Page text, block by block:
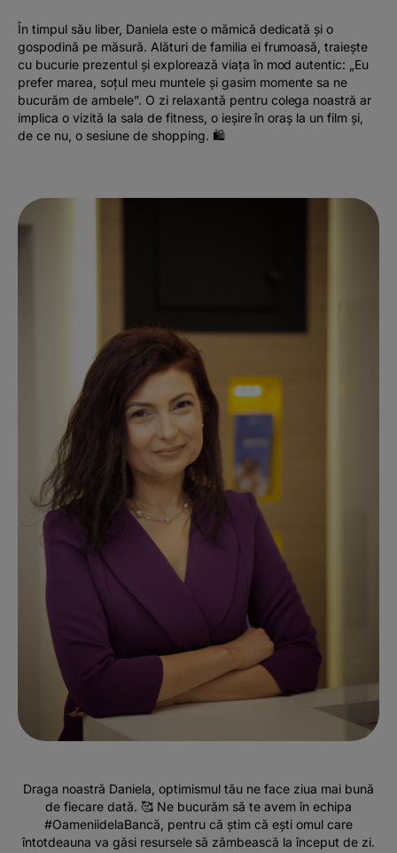
În timpul său liber, Daniela este o mămică dedicată și o
gospodină pe măsură. Alături de familia ei frumoasă, traiește
cu bucurie prezentul și explorează viața în mod autentic: „Eu
prefer marea, soțul meu muntele și gasim momente sa ne
bucurăm de ambele”. O zi relaxantă pentru colega noastră ar
implica o vizită la sala de fitness, o ieșire în oraș la un film și,
de ce nu, o sesiune de shopping. 🛍️
Draga noastră Daniela, optimismul tău ne face ziua mai bună
de fiecare dată. 🥰 Ne bucurăm să te avem în echipa
#OameniidelaBancă, pentru că știm că ești omul care
întotdeauna va găsi resursele să zâmbească la început de zi.